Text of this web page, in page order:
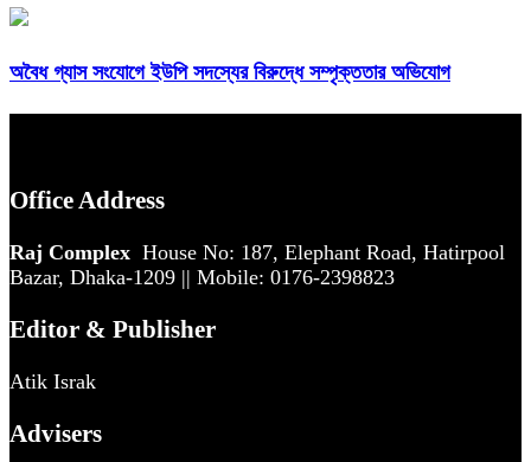
অবৈধ গ্যাস সংযোগে ইউপি সদস্যের বিরুদ্ধে সম্পৃক্ততার অভিযোগ
Office Address
Raj Complex House No: 187, Elephant Road, Hatirpool
Bazar, Dhaka-1209 || Mobile: 0176-2398823
Editor & Publisher
Atik Israk
Advisers